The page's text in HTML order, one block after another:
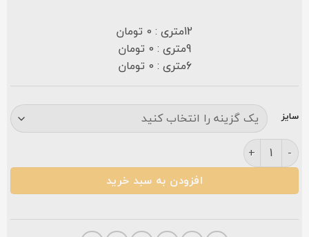
12متری : 0 تومان
9متری : 0 تومان
6متری : 0 تومان
سایز
فرش مشهد ۷۰۰ شانه کد ۷۲۲۱۱۱ افشان کرم عدد
افزودن به سبد خرید